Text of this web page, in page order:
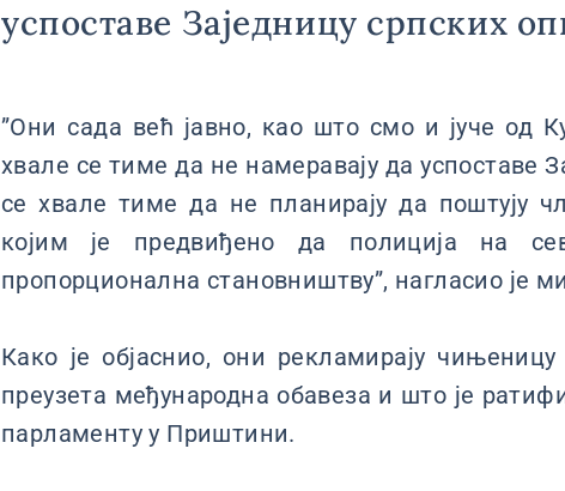
успоставе Заједницу српских
”Они сада већ јавно, као што смо и јуче од
хвале се тиме да не намеравају да успоставе
се хвале тиме да не планирају да поштују
којим је предвиђено да полиција на
пропорционална становништву”, нагласио је
Како је објаснио, они рекламирају
преузета међународна обавеза и што је
парламенту у Приштини.